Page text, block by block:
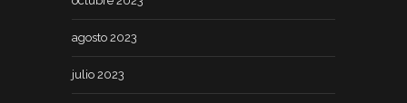
agosto 2023
julio 2023